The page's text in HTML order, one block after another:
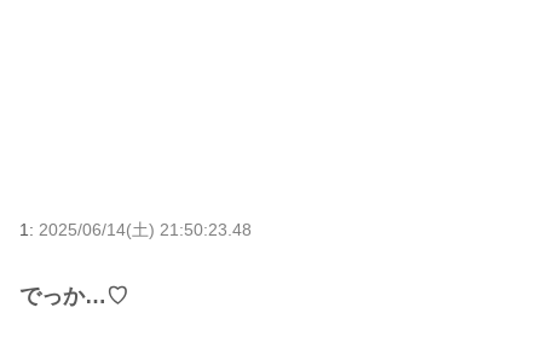
1: 2025/06/14(土) 21:50:23.48
でっか…♡